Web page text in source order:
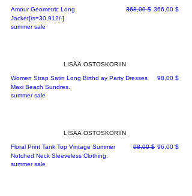
Amour Geometric Long
Jacket[rs=30,912/-]
Normaali hinta
368,00 $ Alehinta
366,00 $
summer sale
LISÄÄ OSTOSKORIIN
Women Strap Satin Long Birthd ay Party Dresses
Maxi Beach Sundres.
Hinta
98,00 $
summer sale
LISÄÄ OSTOSKORIIN
Floral Print Tank Top Vintage Summer
Notched Neck Sleeveless Clothing.
Normaali hinta
98,00 $ Alehinta
96,00 $
summer sale